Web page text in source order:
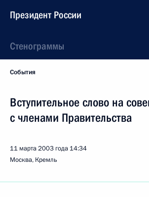
Президент России
Стенограммы
События
Вступительное слово на
с членами Правительства
11 марта 2003 года 14:34
Москва, Кремль